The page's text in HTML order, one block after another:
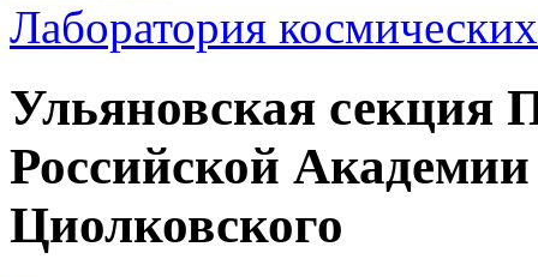
Лаборатория
Ульяновская секция
Российской
Циолковского